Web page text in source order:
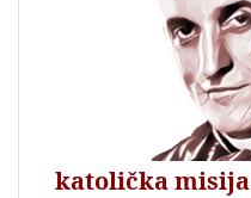
katolička